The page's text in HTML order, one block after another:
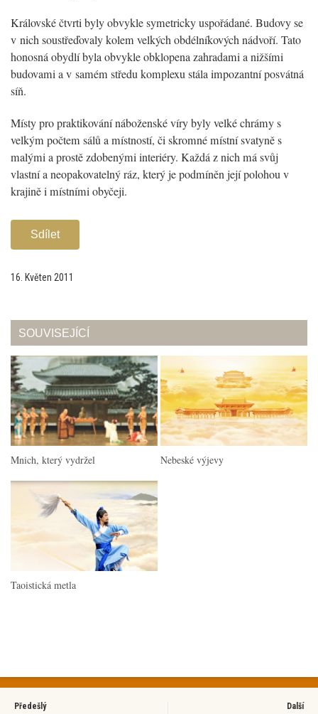
Královské čtvrti byly obvykle symetricky uspořádané. Budovy se
v nich soustřeďovaly kolem velkých obdélníkových nádvoří. Tato
honosná obydlí byla obvykle obklopena zahradami a nižšími
budovami a v samém středu komplexu stála impozantní posvátná
síň.
Místy pro praktikování náboženské víry byly velké chrámy s
velkým počtem sálů a místností, či skromné místní svatyně s
malými a prostě zdobenými interiéry. Každá z nich má svůj
vlastní a neopakovatelný ráz, který je podmíněn její polohou v
krajině i místními obyčeji.
Sdílet
16. Květen 2011
SOUVISEJÍCÍ
Mnich, který vydržel Nebeské výjevy
Taoistická metla
Předešlý Další